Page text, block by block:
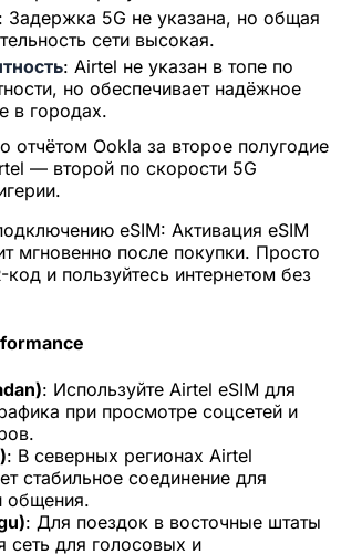
: Задержка 5G не указана, но общая
сети высокая.
: Airtel не указан в топе по
но обеспечивает надёжное
в городах.
отчётом Ookla за второе полугодие
— второй по скорости 5G
eSIM: Активация eSIM
мгновенно после покупки. Просто
код и пользуйтесь интернетом без
: Используйте Airtel eSIM для
при просмотре соцсетей и
: В северных регионах Airtel
стабильное соединение для
общения.
: Для поездок в восточные штаты
для голосовых и
для новых пользователей
сегодня
915 9
Отмена